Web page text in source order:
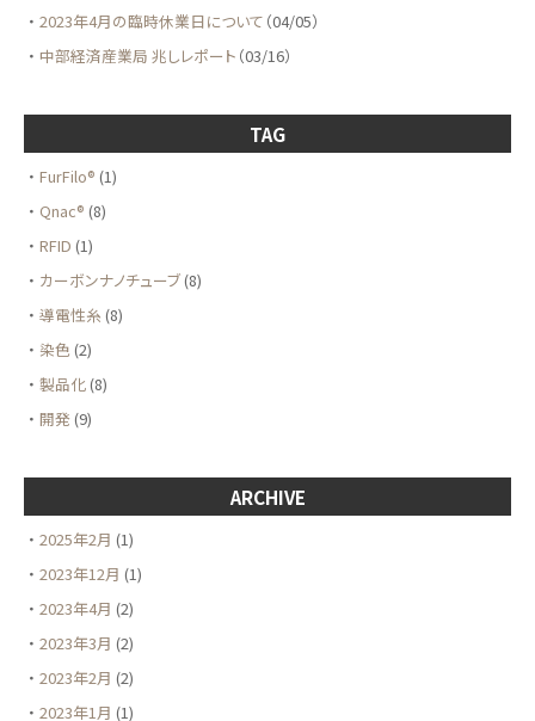
2023年4月の臨時休業日について （04/05）
中部経済産業局 兆しレポート （03/16）
TAG
FurFilo® (1)
Qnac® (8)
RFID (1)
カーボンナノチューブ(8)
導電性糸 (8)
染色 (2)
製品化(8)
開発(9)
ARCHIVE
2025年2月 (1)
2023年12月 (1)
2023年4月 (2)
2023年3月 (2)
2023年2月 (2)
2023年1月 (1)